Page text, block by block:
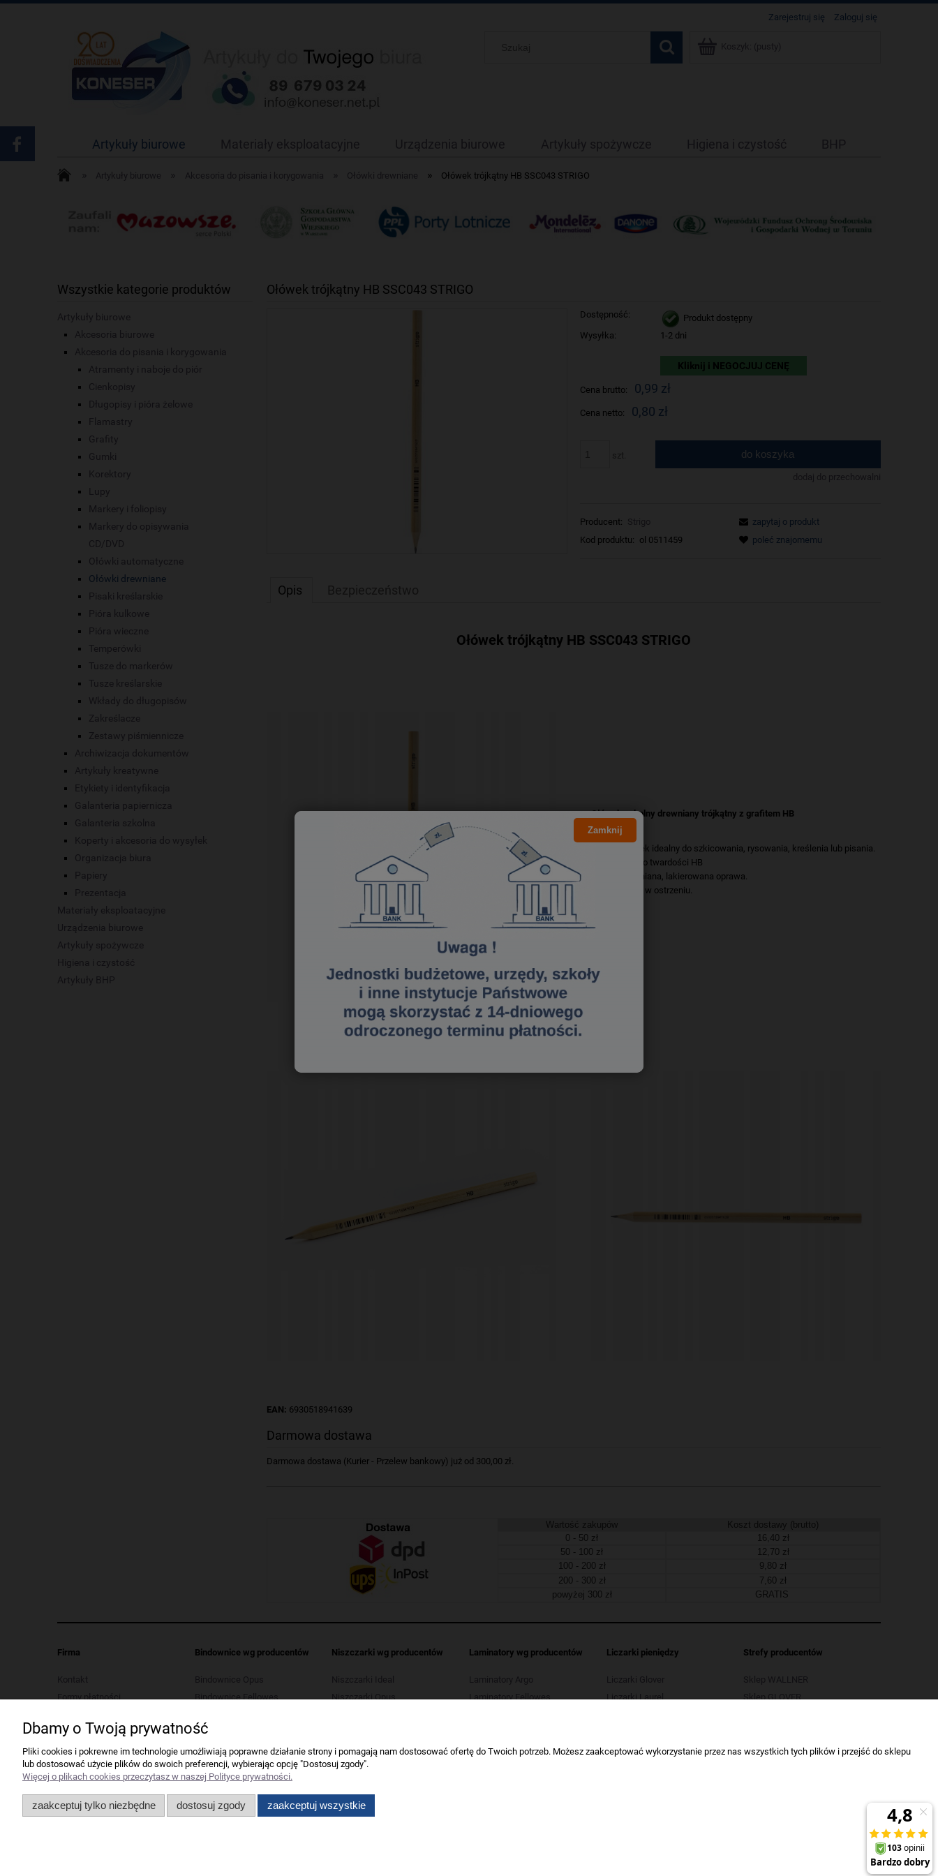
Zarejestruj się Zaloguj się
Koszyk: (pusty)
Artykuły biurowe Materiały eksploatacyjne Urządzenia biurowe Artykuły spożywcze Higiena i czystość BHP
Artykuły biurowe Akcesoria do pisania i korygowania Ołówki drewniane » Ołówek trójkątny HB SSC043 STRIGO
Wszystkie kategorie produktów
Artykuły biurowe
Akcesoria biurowe
Akcesoria do pisania i korygowania
Atramenty i naboje do piór
Cienkopisy
Długopisy i pióra żelowe
Flamastry
Grafity
Gumki
Korektory
Lupy
Markery i foliopisy
Markery do opisywania
CD/DVD
Ołówki automatyczne
Ołówki drewniane
Pisaki kreślarskie
Pióra kulkowe
Pióra wieczne
Temperówki
Tusze do markerów
Tusze kreślarskie
Wkłady do długopisów
Zakreślacze
Zestawy piśmiennicze
Archiwizacja dokumentów
Artykuły kreatywne
Etykiety i identyfikacja
Galanteria papiernicza
Galanteria szkolna
Koperty i akcesoria do wysyłek
Organizacja biura
Papiery
Prezentacja
Materiały eksploatacyjne
Urządzenia biurowe
Artykuły spożywcze
Higiena i czystość
Artykuły BHP
Ołówek trójkątny HB SSC043 STRIGO
Dostępność:
Produkt dostępny
Wysyłka:
1-2 dni
Kliknij i NEGOCJUJ CENĘ
Cena brutto: 0,99 zł
Cena netto: 0,80 zł
do koszyka
dodaj do przechowalni
Producent: Strigo
Kod produktu: ol 0511459
zapytaj o produkt
poleć znajomemu
Opis
Ołówek trójkątny HB SSC043 STRIGO
Ołówek szkolny drewniany trójkątny z grafitem HB
Ołówek idealny do szkicowania, rysowania, kreślenia lub pisania.
Grafit o twardości HB
Drewniana, lakierowana oprawa.
Łatwy w ostrzeniu.
EAN: 6930518941639
Darmowa dostawa
Darmowa dostawa (Kurier - Przelew bankowy) już od 300,00 zł.
Wartość zakupów
Koszt dostawy (brutto)
0 - 50 zł
16,40 zł
50 - 100 zł
12,70 zł
100 - 200 zł
9,80 zł
200 - 300 zł
7,60 zł
powyżej 300 zł
GRATIS
Firma
Kontakt
Formy płatności
Polityka prywatności
Regulaminy
Serwis urządzeń biurowych
Ustawienia plików cookies
Odstąp od umowy tutaj
Bindownice wg producentów
Bindownice Opus
Bindownice Fellowes
Bindownice Argo
Niszczarki wg producentów
Niszczarki Ideal
Niszczarki Opus
Niszczarki Tarnator
Niszczarki Wallner
Laminatory wg producentów
Laminatory Argo
Laminatory Fellowes
Laminatory Wallner
Liczarki pieniędzy
Liczarki Glover
Liczarki Laurel
Strefy producentów
Sklep WALLNER
Sklep GLOVER
Dbamy o Twoją prywatność
Pliki cookies i pokrewne im technologie umożliwiają poprawne działanie strony i pomagają nam dostosować ofertę do Twoich potrzeb. Możesz zaakceptować wykorzystanie przez nas wszystkich tych plików i przejść do sklepu
lub dostosować użycie plików do swoich preferencji, wybierając opcję "Dostosuj zgody".
Więcej o plikach cookies przeczytasz w naszej Polityce prywatności.
zaakceptuj tylko niezbędne dostosuj zgody zaakceptuj wszystkie
Zamknij